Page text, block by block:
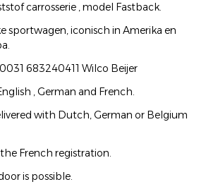
carrosserie , model Fastback.
sportwagen, iconisch in Amerika en
683240411 Wilco Beijer
, German and French.
with Dutch, German or Belgium
French registration.
is possible.